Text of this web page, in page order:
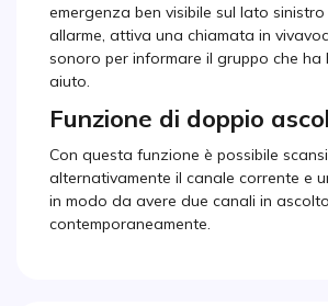
emergenza ben visibile sul lato
allarme, attiva una chiamata in
sonoro per informare il gruppo che ha
aiuto.
Funzione di doppio
Con questa funzione è possibile
alternativamente il canale corrente e
in modo da avere due canali in ascolto
contemporaneamente.